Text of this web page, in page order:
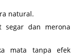
natural.
segar dan merona
mata tanpa efek